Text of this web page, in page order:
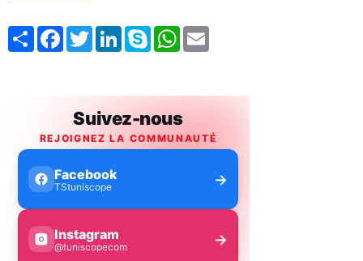
Share FacebookTwitterLinkedInSkype WhatsApp